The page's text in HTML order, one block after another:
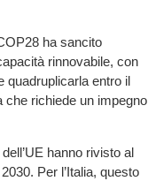
ha sancito
rinnovabile, con
quadruplicarla entro il
che richiede un impegno
hanno rivisto al
Per l’Italia, questo